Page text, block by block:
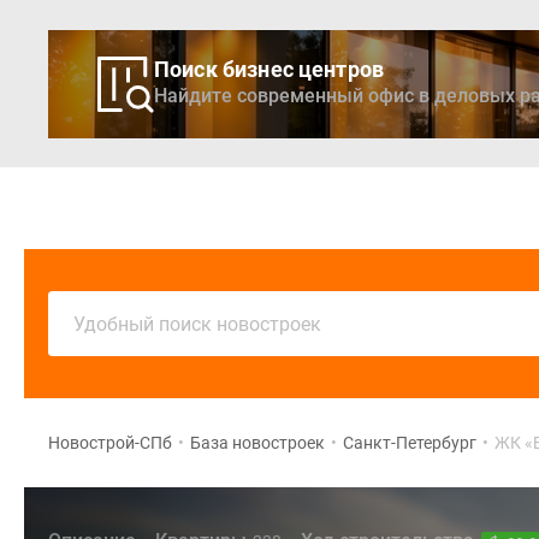
Поиск бизнес центров
Найдите современный офис в деловых
Удобный поиск новостроек
Новострой-СПб • База новостроек • Санкт-Петербург • ЖК